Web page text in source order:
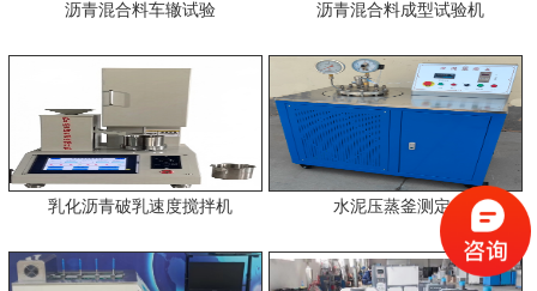
沥青混合料车辙试验 沥青混合料成型试验机
乳化沥青破乳速度搅拌机 水泥压蒸釜测定仪